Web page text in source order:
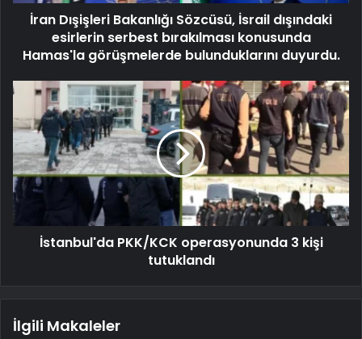
İran Dışişleri Bakanlığı Sözcüsü, İsrail dışındaki
esirlerin serbest bırakılması konusunda
Hamas'la görüşmelerde bulunduklarını duyurdu.
İstanbul'da PKK/KCK operasyonunda 3 kişi
tutuklandı
İlgili Makaleler